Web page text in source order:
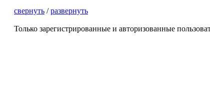
свернуть /развернуть
Только зарегистрированные и авторизованные